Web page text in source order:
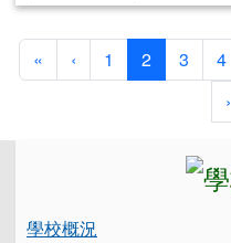
« 第一頁
‹ 上一頁
1 2(目前頁次)
3 4
›
學校概況